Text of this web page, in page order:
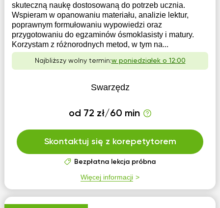
skuteczną naukę dostosowaną do potrzeb ucznia.
Wspieram w opanowaniu materiału, analizie lektur,
poprawnym formułowaniu wypowiedzi oraz
przygotowaniu do egzaminów ósmoklasisty i matury.
Korzystam z różnorodnych metod, w tym na...
Najbliższy wolny termin:w poniedziałek o 12:00
Swarzędz
od 72 zł/60 min
Skontaktuj się z korepetytorem
Bezpłatna lekcja próbna
Więcej informacji